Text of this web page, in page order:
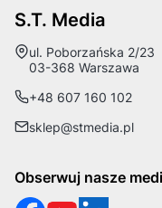
S.T. Media
Adres:
ul. Poborzańska 2/23
03-368 Warszawa
+48 607 160 102
sklep@stmedia.pl
Obserwuj nasze